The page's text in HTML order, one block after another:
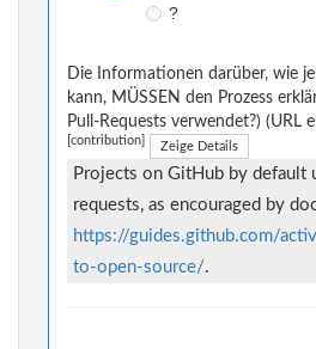
?
Die Informationen darüber, wie
kann, MÜSSEN den Prozess
Pull-Requests verwendet?) (URL
[contribution] Zeige Details
Projects on GitHub by default
requests, as encouraged by
https://guides.github.com/
to-open-source/.